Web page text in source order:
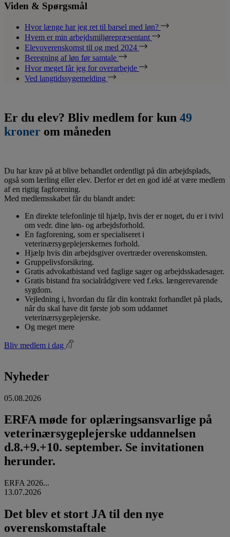
Viden & Spørgsmål
Hvor længe har jeg ret til barsel med løn?
Hvem er min arbejdsmiljørepræsentant
Elevoverenskomst til og med 2024
Beregning af løn før samtale
Hvor meget får jeg for overarbejde
Ved langtidssygemelding
Er du elev? Bliv medlem for kun 49
kroner om måneden
Du har krav på at blive behandlet ordentligt på din arbejdsplads,
også som lærling eller elev. Derfor er det en god idé at være medlem
af en rigtig fagforening.
Med medlemsskabet får du blandt andet:
En direkte telefonlinje til hjælp, hvis der er noget, du er i tvivl
om vedr. dine løn- og arbejdsforhold.
En fagforening, som er specialiseret i
veterinærsygeplejerskernes forhold.
Hjælp hvis din arbejdsgiver overtræder overenskomsten.
Gruppelivsforsikring.
Gratis advokatbistand ved faglige sager og arbejdsskadesager.
Gratis bistand fra socialrådgivere ved f.eks. længerevarende
sygdom.
Vejledning i, hvordan du får din kontrakt forhandlet på plads,
når du skal have dit første job som uddannet
veterinærsygeplejerske.
Og meget mere
Bliv medlem i dag
Nyheder
05.08.2026
ERFA møde for oplæringsansvarlige på
veterinærsygeplejerske uddannelsen
d.8.+9.+10. september. Se invitationen
herunder.
ERFA 2026...
13.07.2026
Det blev et stort JA til den nye
overenskomstaftale